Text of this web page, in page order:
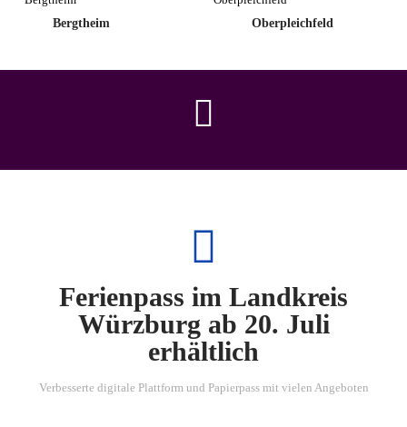
Bergtheim Oberpleichfeld
Ferienpass im Landkreis
Würzburg ab 20. Juli
erhältlich
Verbesserte digitale Plattform und Papierpass mit vielen Angeboten